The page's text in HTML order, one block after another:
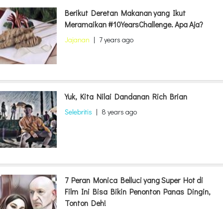
Berikut Deretan Makanan yang Ikut
Meramaikan #10YearsChallenge. Apa Aja?
Jajanan | 7 years ago
Yuk, Kita Nilai Dandanan Rich Brian
Selebritis | 8 years ago
7 Peran Monica Belluci yang Super Hot di
Film Ini Bisa Bikin Penonton Panas Dingin,
Tonton Deh!